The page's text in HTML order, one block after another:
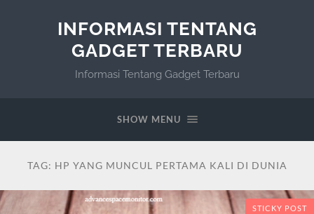
INFORMASI TENTANG
GADGET TERBARU
Informasi Tentang Gadget Terbaru
SHOW MENU
TAG: HP YANG MUNCUL PERTAMA KALI DI DUNIA
STICKY POST